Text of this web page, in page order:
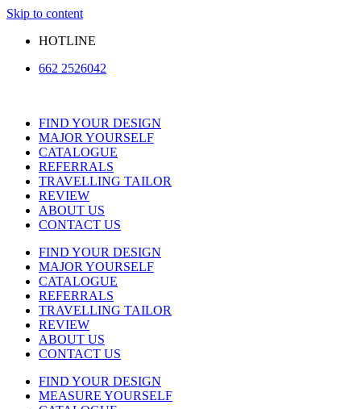
Skip to content
HOTLINE
662 2526042
FIND YOUR DESIGN
MAJOR YOURSELF
CATALOGUE
REFERRALS
TRAVELLING TAILOR
REVIEW
ABOUT US
CONTACT US
FIND YOUR DESIGN
MAJOR YOURSELF
CATALOGUE
REFERRALS
TRAVELLING TAILOR
REVIEW
ABOUT US
CONTACT US
FIND YOUR DESIGN
MEASURE YOURSELF